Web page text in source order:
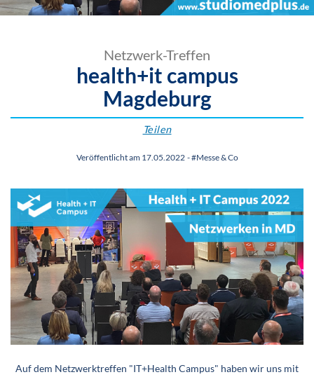
Netzwerk-Treffen
health+it campus
Magdeburg
Teilen
Veröffentlicht am 17.05.2022 -#Messe & Co
Auf dem Netzwerktreffen "IT+Health Campus" haben wir uns mit